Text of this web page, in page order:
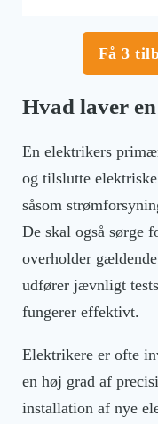
Få 3
Hvad laver
En elektrikers
og tilslutte
såsom
De skal også sørge
overholder
udfører jævnligt
fungerer effektivt.
Elektrikere er ofte
en høj grad af
installation af nye